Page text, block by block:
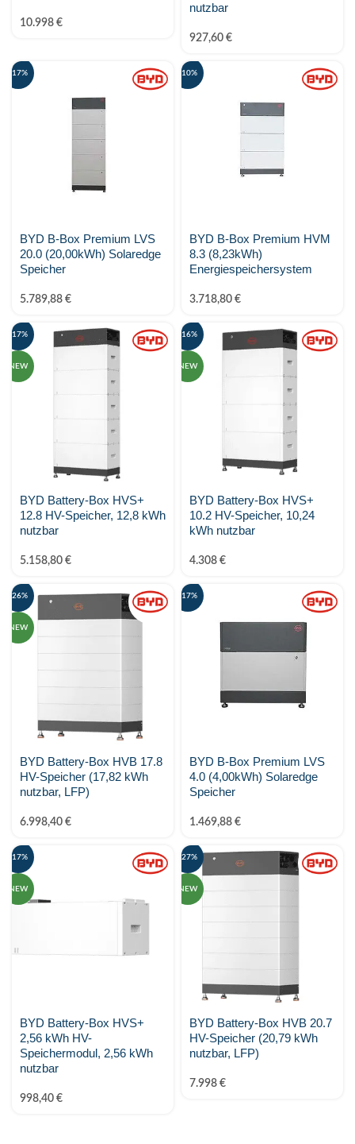
10.998 €
nutzbar
927,60 €
-17%
BYD B-Box Premium LVS
20.0 (20,00kWh) Solaredge
Speicher
5.789,88 €
-10%
BYD B-Box Premium HVM
8.3 (8,23kWh)
Energiespeichersystem
3.718,80 €
-17%
NEW
BYD Battery-Box HVS+
12.8 HV-Speicher, 12,8 kWh
nutzbar
5.158,80 €
-16%
NEW
BYD Battery-Box HVS+
10.2 HV-Speicher, 10,24
kWh nutzbar
4.308 €
-26%
NEW
BYD Battery-Box HVB 17.8
HV-Speicher (17,82 kWh
nutzbar, LFP)
6.998,40 €
-17%
BYD B-Box Premium LVS
4.0 (4,00kWh) Solaredge
Speicher
1.469,88 €
-17%
NEW
BYD Battery-Box HVS+
2,56 kWh HV-
Speichermodul, 2,56 kWh
nutzbar
998,40 €
-27%
NEW
BYD Battery-Box HVB 20.7
HV-Speicher (20,79 kWh
nutzbar, LFP)
7.998 €